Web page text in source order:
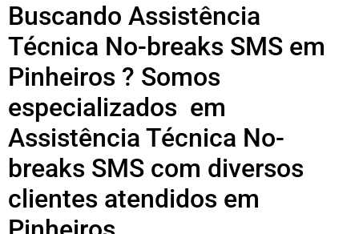
Buscando Assistência
Técnica No-breaks SMS em
Pinheiros ? Somos
especializados em
Assistência Técnica No-
breaks SMS com diversos
clientes atendidos em